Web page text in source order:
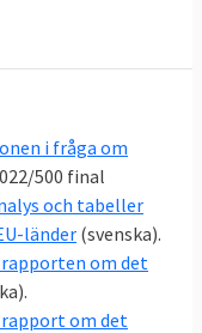
och dem
man ibland
om att
Så
för
i fråga om
500 final
och tabeller
länder(svenska).
om det
om det